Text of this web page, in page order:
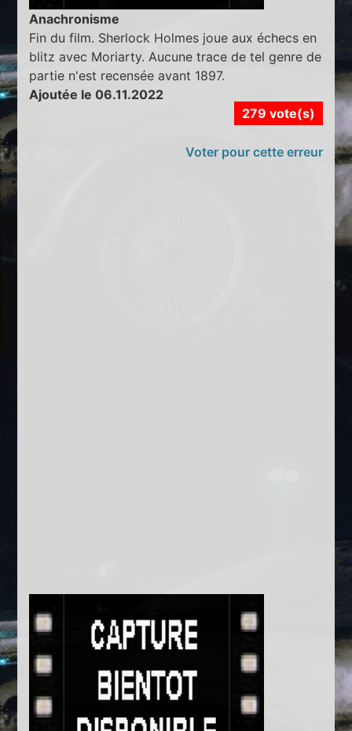
Anachronisme
Fin du film. Sherlock Holmes joue aux échecs en
blitz avec Moriarty. Aucune trace de tel genre de
partie n'est recensée avant 1897.
Ajoutée le 06.11.2022
279 vote(s)
Voter pour cette erreur